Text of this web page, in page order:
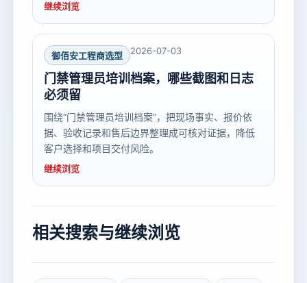
继续浏览
御佰安工程商选型 2026-07-03
门禁管理员培训档案，哪些截图和日志
必须留
围绕“门禁管理员培训档案”，把现场事实、报价依
据、验收记录和售后边界整理成可核对证据，降低
客户选择和项目交付风险。
继续浏览
相关搜索与继续浏览